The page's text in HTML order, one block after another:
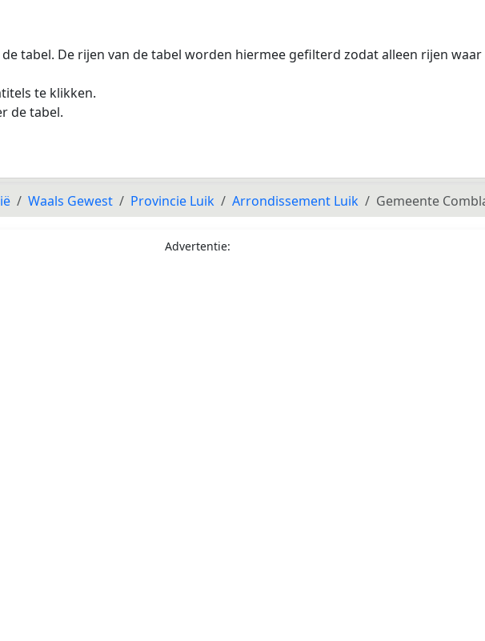
tabel. De rijen van de tabel worden hiermee gefilterd zodat alleen rijen
te klikken.
de tabel.
Waals Gewest Provincie Luik Arrondissement Luik Gemeente
Advertentie: